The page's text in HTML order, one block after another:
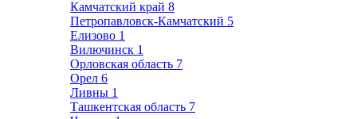
Камчатский край 8
Петропавловск-Камчатский 5
Елизово 1
Вилючинск 1
Орловская область 7
Орел 6
Ливны 1
Ташкентская область 7